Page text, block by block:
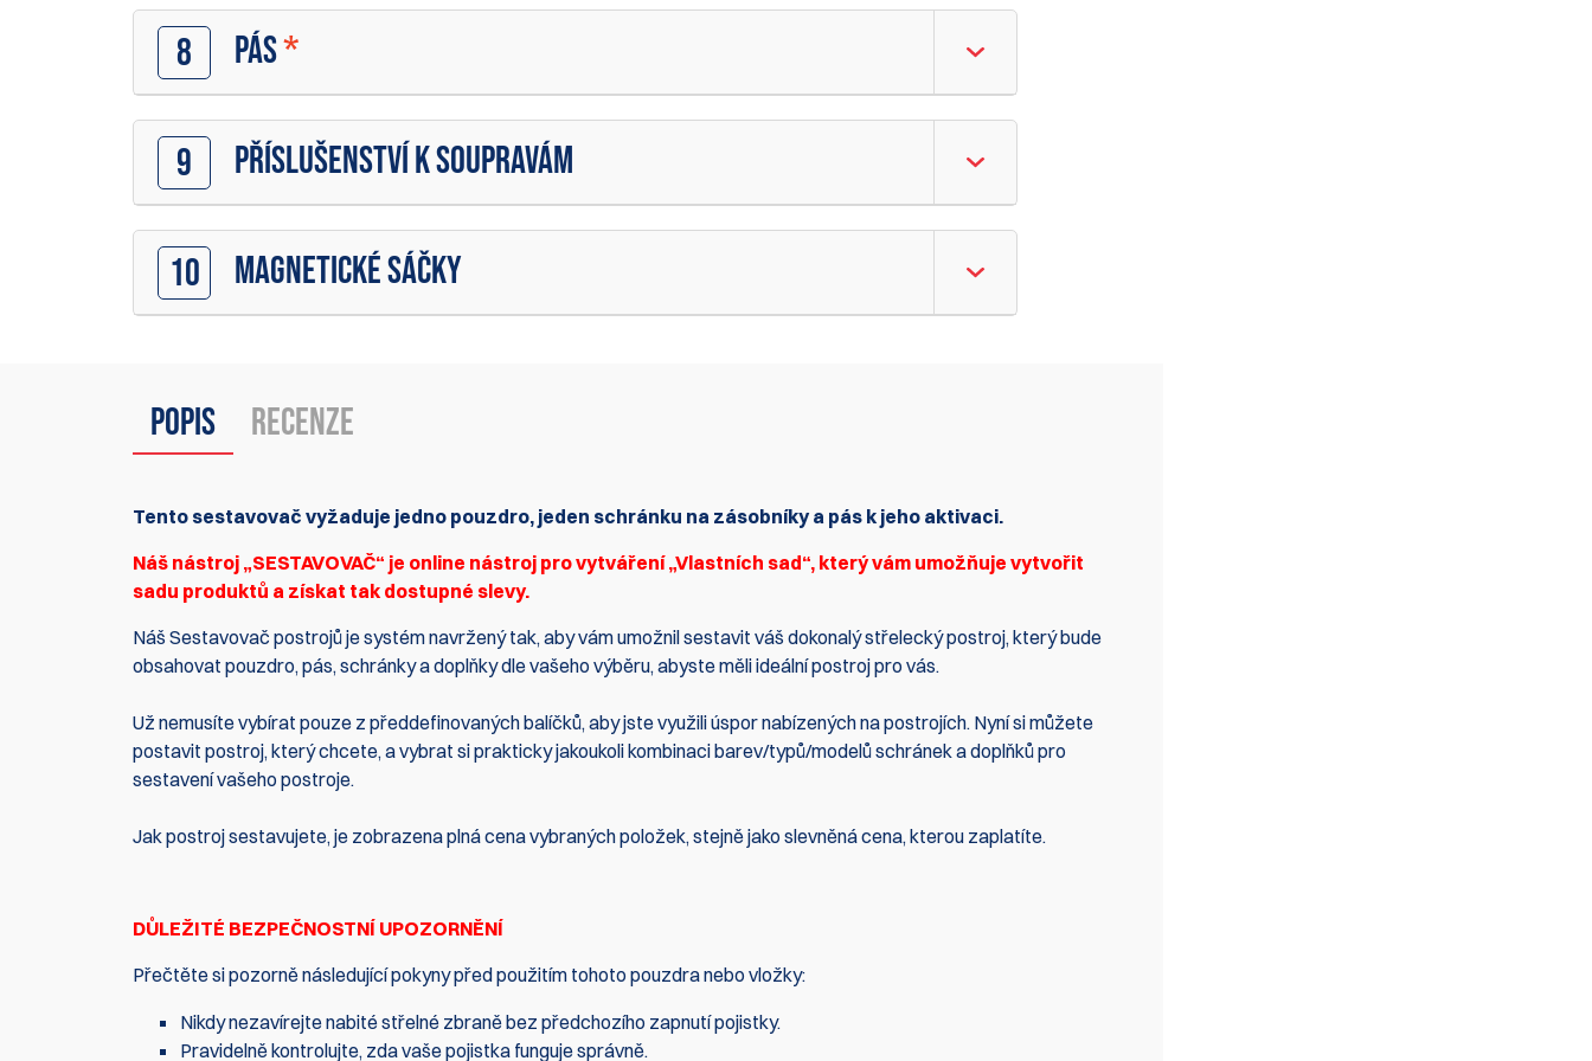
8 PÁS*
9 PŘÍSLUŠENSTVÍ K SOUPRAVÁM
10 MAGNETICKÉ SÁČKY
Popis Recenze
Tento sestavovač vyžaduje jedno pouzdro, jeden schránku na zásobníky a pás k jeho aktivaci.
Náš nástroj „SESTAVOVAČ“ je online nástroj pro vytváření „Vlastních sad“, který vám umožňuje vytvořit
sadu produktů a získat tak dostupné slevy.
Náš Sestavovač postrojů je systém navržený tak, aby vám umožnil sestavit váš dokonalý střelecký postroj, který bude
obsahovat pouzdro, pás, schránky a doplňky dle vašeho výběru, abyste měli ideální postroj pro vás.
Už nemusíte vybírat pouze z předdefinovaných balíčků, aby jste využili úspor nabízených na postrojích. Nyní si můžete
postavit postroj, který chcete, a vybrat si prakticky jakoukoli kombinaci barev/typů/modelů schránek a doplňků pro
sestavení vašeho postroje.
Jak postroj sestavujete, je zobrazena plná cena vybraných položek, stejně jako slevněná cena, kterou zaplatíte.
DŮLEŽITÉ BEZPEČNOSTNÍ UPOZORNĚNÍ
Přečtěte si pozorně následující pokyny před použitím tohoto pouzdra nebo vložky:
Nikdy nezavírejte nabité střelné zbraně bez předchozího zapnutí pojistky.
Pravidelně kontrolujte, zda vaše pojistka funguje správně.